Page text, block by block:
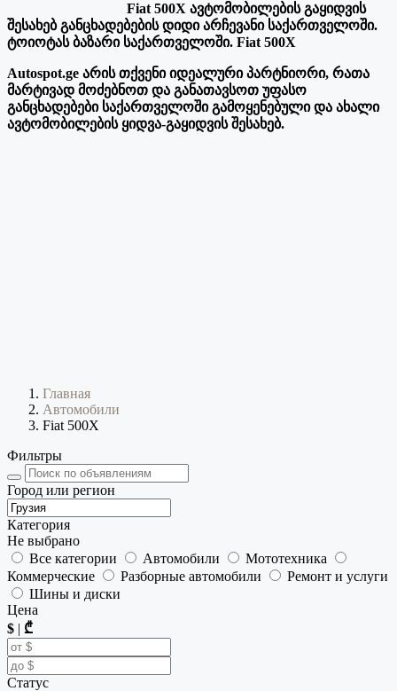
Fiat 500X ავტომობილების გაყიდვის
შესახებ განცხადებების დიდი არჩევანი საქართველოში.
ტოიოტას ბაზარი საქართველოში. Fiat 500X
Autospot.ge არის თქვენი იდეალური პარტნიორი, რათა
მარტივად მოძებნოთ და განათავსოთ უფასო
განცხადებები საქართველოში გამოყენებული და ახალი
ავტომობილების ყიდვა-გაყიდვის შესახებ.
Главная
Автомобили
Fiat 500X
Фильтры
Город или регион
Категория
Не выбрано
Все категории
Автомобили
Мототехника
Коммерческие
Разборные автомобили
Ремонт и услуги
Шины и диски
Цена
$ | ₾
Статус